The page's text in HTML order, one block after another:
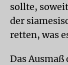
sollte,
der
retten, was
Das